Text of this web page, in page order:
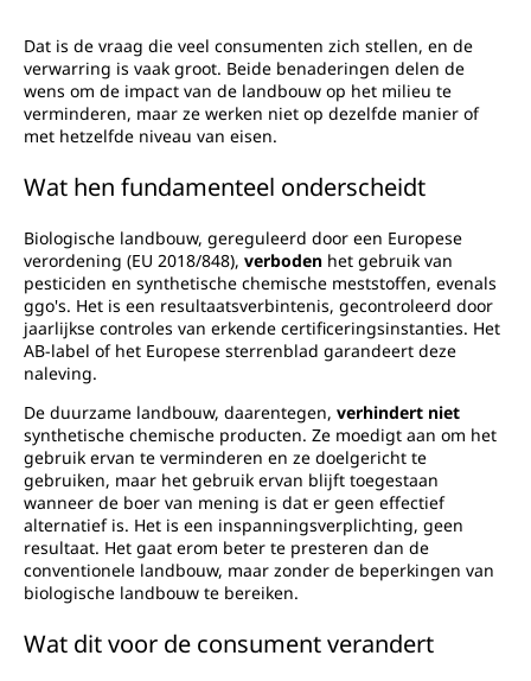
Dat is de vraag die veel consumenten zich stellen, en de
verwarring is vaak groot. Beide benaderingen delen de
wens om de impact van de landbouw op het milieu te
verminderen, maar ze werken niet op dezelfde manier of
met hetzelfde niveau van eisen.
Wat hen fundamenteel onderscheidt
Biologische landbouw, gereguleerd door een Europese
verordening (EU 2018/848), verboden het gebruik van
pesticiden en synthetische chemische meststoffen, evenals
ggo's. Het is een resultaatsverbintenis, gecontroleerd door
jaarlijkse controles van erkende certificeringsinstanties. Het
AB-label of het Europese sterrenblad garandeert deze
naleving.
De duurzame landbouw, daarentegen, verhindert niet
synthetische chemische producten. Ze moedigt aan om het
gebruik ervan te verminderen en ze doelgericht te
gebruiken, maar het gebruik ervan blijft toegestaan ​​
wanneer de boer van mening is dat er geen effectief
alternatief is. Het is een inspanningsverplichting, geen
resultaat. Het gaat erom beter te presteren dan de
conventionele landbouw, maar zonder de beperkingen van
biologische landbouw te bereiken.
Wat dit voor de consument verandert